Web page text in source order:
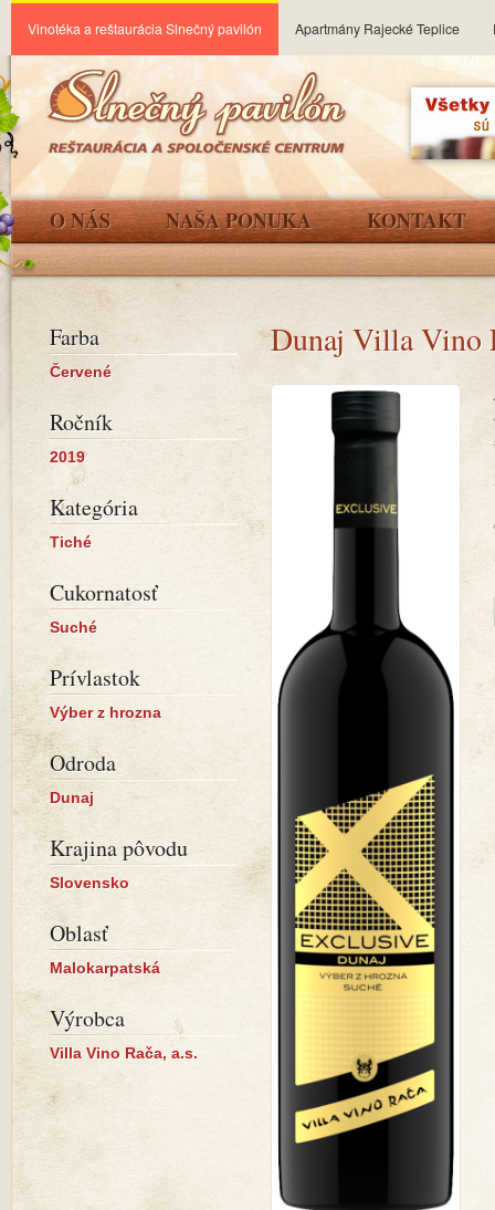
Vinotéka a reštaurácia Slnečný pavilón Apartmány Rajecké Teplice
O NÁS NAŠA PONUKA KONTAKT
Farba
Červené
Ročník
2019
Kategória
Tiché
Cukornatosť
Suché
Prívlastok
Výber z hrozna
Odroda
Dunaj
Krajina pôvodu
Slovensko
Oblasť
Malokarpatská
Výrobca
Villa Vino Rača, a.s.
Dunaj Villa Vino